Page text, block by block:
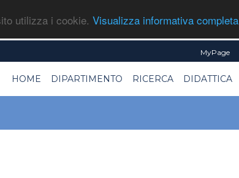
utilizza i cookie. Visualizza informativa completa
MyPage
HOME DIPARTIMENTO RICERCA DIDATTICA